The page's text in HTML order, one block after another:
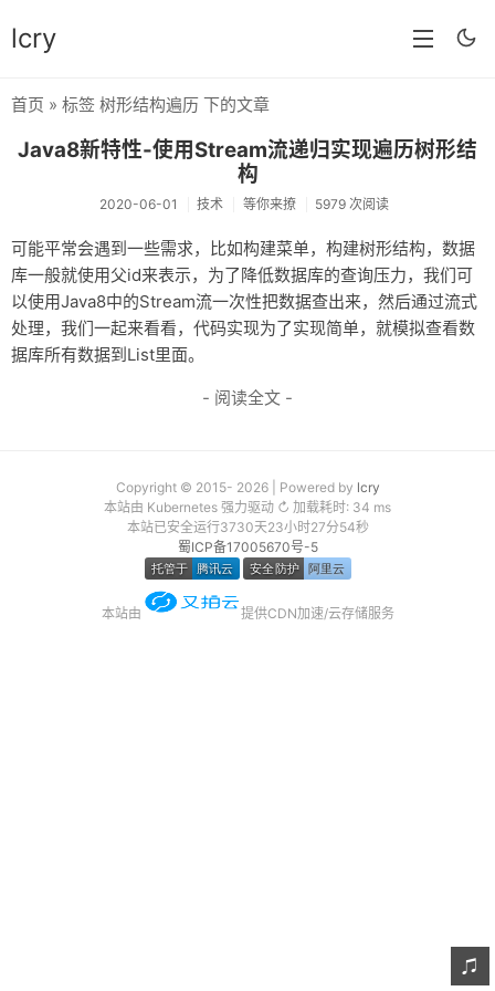
lcry
分类
分享
技术
教程
AI
留言
友链
关于
首页 » 标签 树形结构遍历 下的文章
Java8新特性-使用Stream流递归实现遍历树形结
构
2020-06-01 技术 等你来撩 5979 次阅读
可能平常会遇到一些需求，比如构建菜单，构建树形结构，数据
库一般就使用父id来表示，为了降低数据库的查询压力，我们可
以使用Java8中的Stream流一次性把数据查出来，然后通过流式
处理，我们一起来看看，代码实现为了实现简单，就模拟查看数
据库所有数据到List里面。
- 阅读全文 -
Copyright © 2015- 2026 | Powered by lcry
本站由 Kubernetes 强力驱动 ↻ 加载耗时: 34 ms
本站已安全运行3730天23小时27分54秒
蜀ICP备17005670号-5
本站由 提供CDN加速/云存储服务